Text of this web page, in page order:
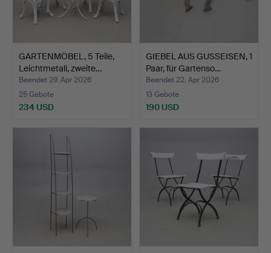
GARTENMÖBEL, 5 Teile,
Leichtmetall, zweite…
Beendet 29. Apr 2026
25 Gebote
234 USD
GIEBEL AUS GUSSEISEN, 1
Paar, für Gartenso…
Beendet 22. Apr 2026
13 Gebote
190 USD